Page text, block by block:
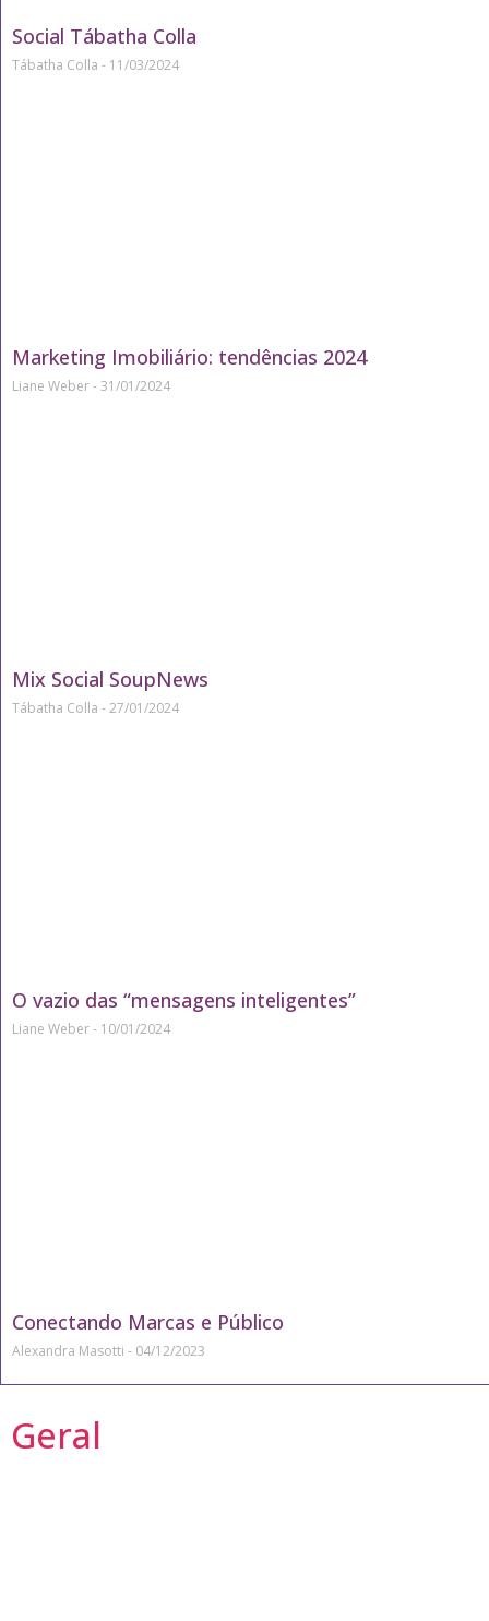
Social Tábatha Colla
Tábatha Colla 11/03/2024
Marketing Imobiliário: tendências 2024
Liane Weber 31/01/2024
Mix Social SoupNews
Tábatha Colla 27/01/2024
O vazio das “mensagens inteligentes”
Liane Weber 10/01/2024
Conectando Marcas e Público
Alexandra Masotti 04/12/2023
Geral